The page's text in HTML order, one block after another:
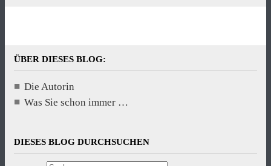
ÜBER DIESES BLOG:
Die Autorin
Was Sie schon immer …
DIESES BLOG DURCHSUCHEN